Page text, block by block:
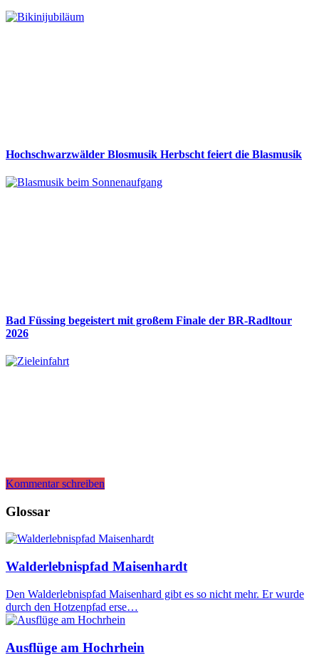
Hochschwarzwälder Blosmusik Herbscht feiert die Blasmusik
Bad Füssing begeistert mit großem Finale der BR-Radltour
2026
Kommentar schreiben
Glossar
Walderlebnispfad Maisenhardt
Den Walderlebnispfad Maisenhard gibt es so nicht mehr. Er wurde
durch den Hotzenpfad erse…
Ausflüge am Hochrhein